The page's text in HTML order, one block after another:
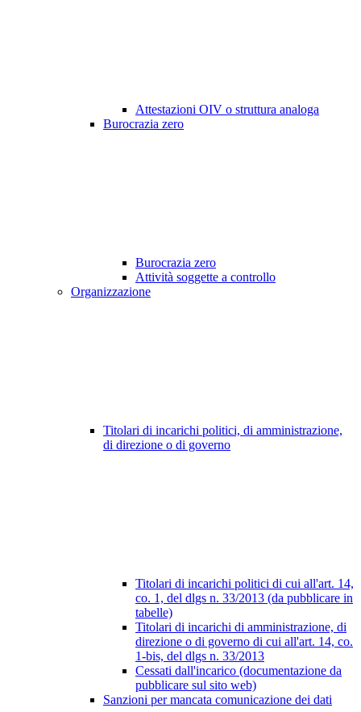
Attestazioni OIV o struttura analoga
Burocrazia zero
Burocrazia zero
Attività soggette a controllo
Organizzazione
Titolari di incarichi politici, di amministrazione,
di direzione o di governo
Titolari di incarichi politici di cui all'art. 14,
co. 1, del dlgs n. 33/2013 (da pubblicare in
tabelle)
Titolari di incarichi di amministrazione, di
direzione o di governo di cui all'art. 14, co.
1-bis, del dlgs n. 33/2013
Cessati dall'incarico (documentazione da
pubblicare sul sito web)
Sanzioni per mancata comunicazione dei dati